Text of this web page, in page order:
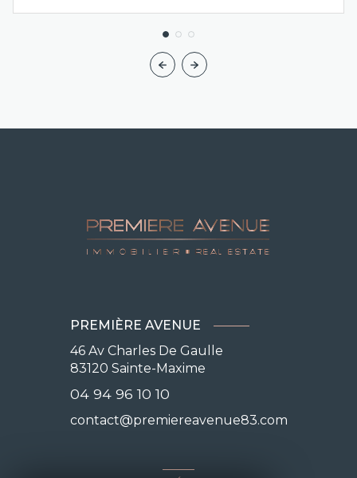
PREMIÈRE AVENUE
46 Av Charles De Gaulle
83120 Sainte-Maxime
04 94 96 10 10
contact@premiereavenue83.com